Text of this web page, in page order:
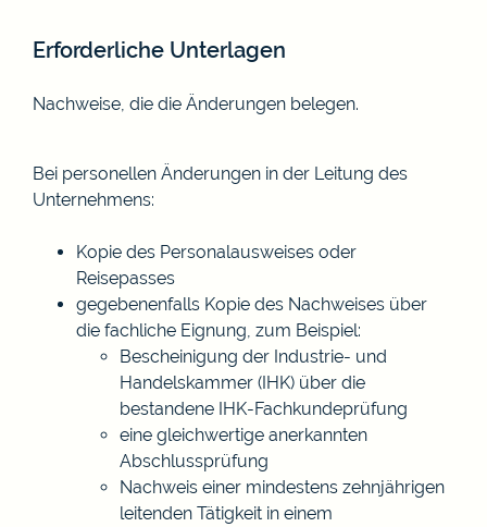
Erforderliche Unterlagen
Nachweise, die die Änderungen belegen.
Bei personellen Änderungen in der Leitung des
Unternehmens:
Kopie des Personalausweises oder
Reisepasses
gegebenenfalls Kopie des Nachweises über
die fachliche Eignung, zum Beispiel:
Bescheinigung der Industrie- und
Handelskammer (IHK) über die
bestandene IHK-Fachkundeprüfung
eine gleichwertige anerkannten
Abschlussprüfung
Nachweis einer mindestens zehnjährigen
leitenden Tätigkeit in einem